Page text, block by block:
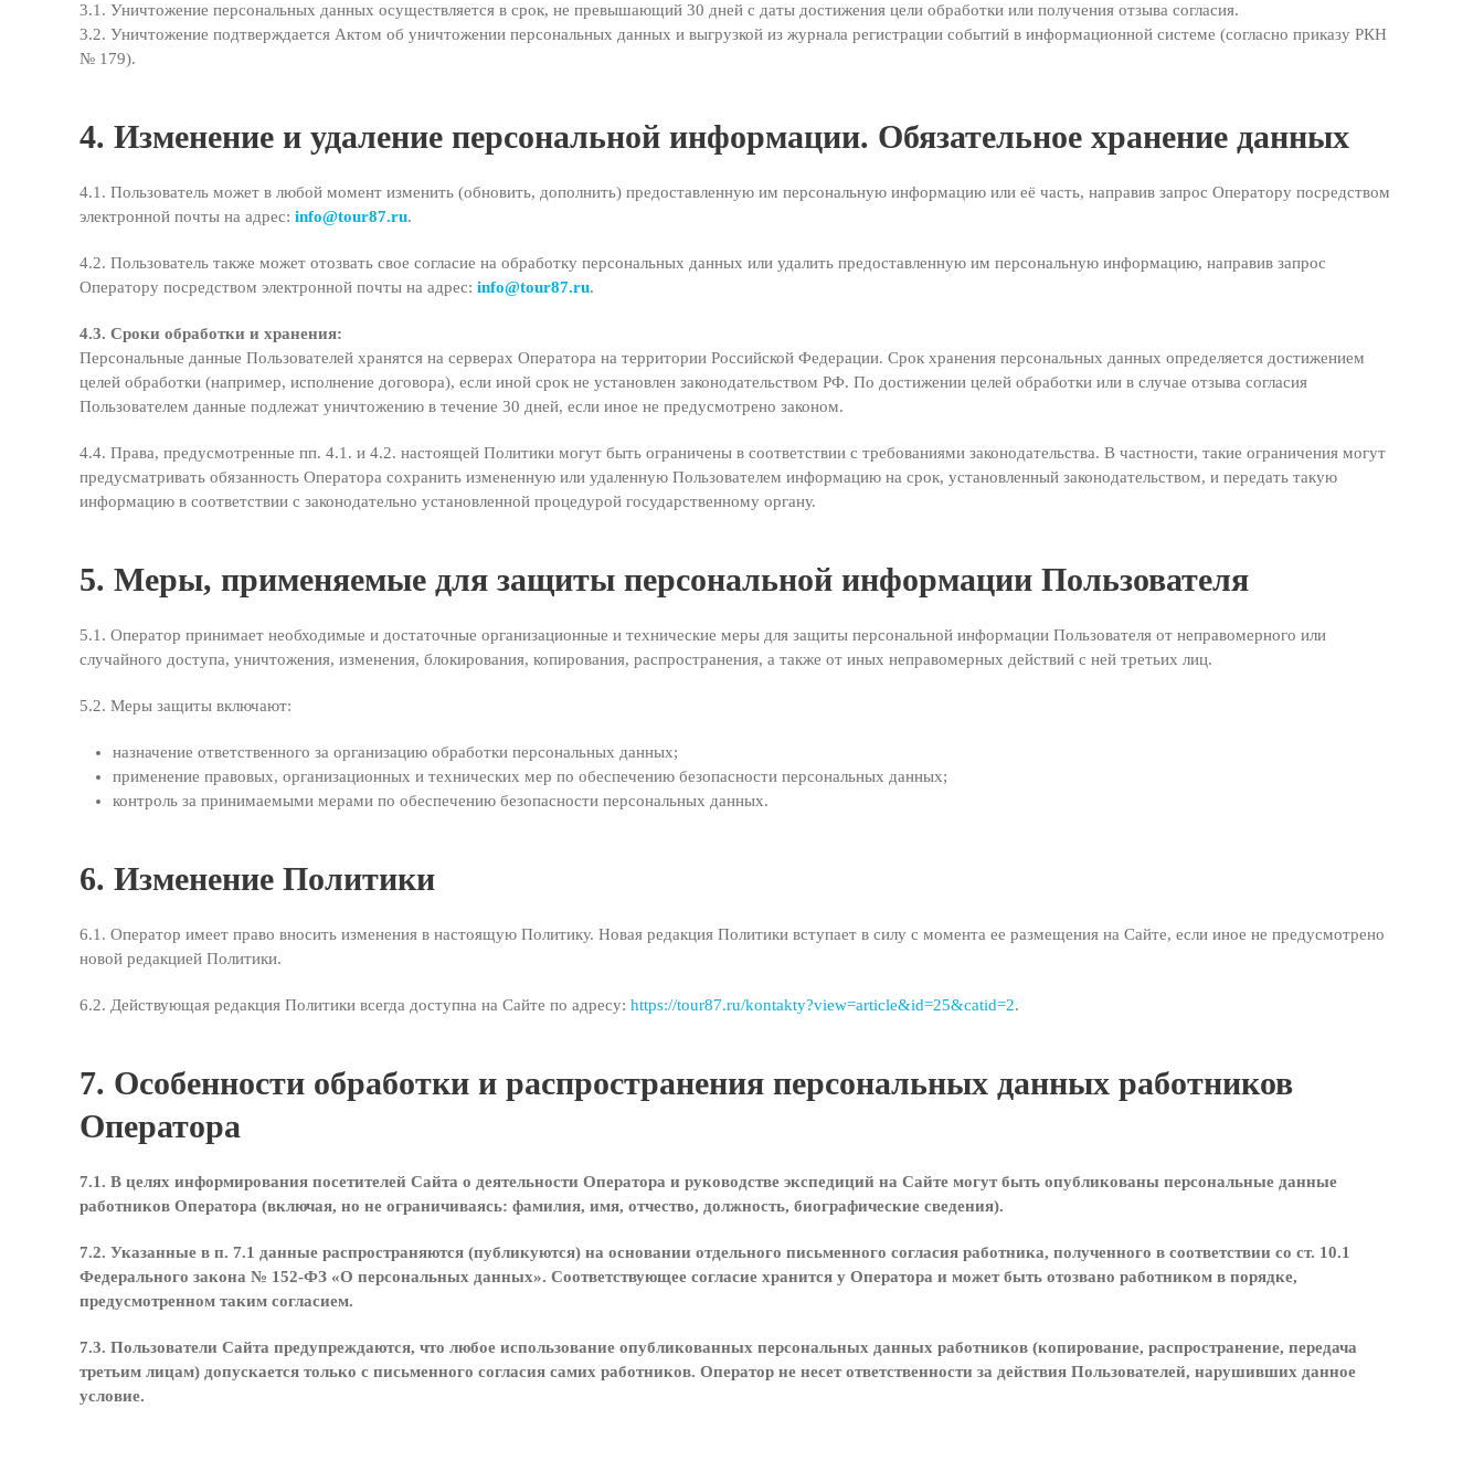
3.1. Уничтожение персональных данных осуществляется в срок, не превышающий 30 дней с даты достижения цели обработки или получения отзыва согласия.
3.2. Уничтожение подтверждается Актом об уничтожении персональных данных и выгрузкой из журнала регистрации событий в информационной системе (согласно приказу РКН
№ 179).
4. Изменение и удаление персональной информации. Обязательное хранение данных
4.1. Пользователь может в любой момент изменить (обновить, дополнить) предоставленную им персональную информацию или её часть, направив запрос Оператору посредством
электронной почты на адрес: info@tour87.ru.
4.2. Пользователь также может отозвать свое согласие на обработку персональных данных или удалить предоставленную им персональную информацию, направив запрос
Оператору посредством электронной почты на адрес: info@tour87.ru.
4.3. Сроки обработки и хранения:
Персональные данные Пользователей хранятся на серверах Оператора на территории Российской Федерации. Срок хранения персональных данных определяется достижением
целей обработки (например, исполнение договора), если иной срок не установлен законодательством РФ. По достижении целей обработки или в случае отзыва согласия
Пользователем данные подлежат уничтожению в течение 30 дней, если иное не предусмотрено законом.
4.4. Права, предусмотренные пп. 4.1. и 4.2. настоящей Политики могут быть ограничены в соответствии с требованиями законодательства. В частности, такие ограничения могут
предусматривать обязанность Оператора сохранить измененную или удаленную Пользователем информацию на срок, установленный законодательством, и передать такую
информацию в соответствии с законодательно установленной процедурой государственному органу.
5. Меры, применяемые для защиты персональной информации Пользователя
5.1. Оператор принимает необходимые и достаточные организационные и технические меры для защиты персональной информации Пользователя от неправомерного или
случайного доступа, уничтожения, изменения, блокирования, копирования, распространения, а также от иных неправомерных действий с ней третьих лиц.
5.2. Меры защиты включают:
назначение ответственного за организацию обработки персональных данных;
применение правовых, организационных и технических мер по обеспечению безопасности персональных данных;
контроль за принимаемыми мерами по обеспечению безопасности персональных данных.
6. Изменение Политики
6.1. Оператор имеет право вносить изменения в настоящую Политику. Новая редакция Политики вступает в силу с момента ее размещения на Сайте, если иное не предусмотрено
новой редакцией Политики.
6.2. Действующая редакция Политики всегда доступна на Сайте по адресу: https://tour87.ru/kontakty?view=article&id=25&catid=2.
7. Особенности обработки и распространения персональных данных работников
Оператора
7.1. В целях информирования посетителей Сайта о деятельности Оператора и руководстве экспедиций на Сайте могут быть опубликованы персональные данные
работников Оператора (включая, но не ограничиваясь: фамилия, имя, отчество, должность, биографические сведения).
7.2. Указанные в п. 7.1 данные распространяются (публикуются) на основании отдельного письменного согласия работника, полученного в соответствии со ст. 10.1
Федерального закона № 152-ФЗ «О персональных данных». Соответствующее согласие хранится у Оператора и может быть отозвано работником в порядке,
предусмотренном таким согласием.
7.3. Пользователи Сайта предупреждаются, что любое использование опубликованных персональных данных работников (копирование, распространение, передача
третьим лицам) допускается только с письменного согласия самих работников. Оператор не несет ответственности за действия Пользователей, нарушивших данное
условие.